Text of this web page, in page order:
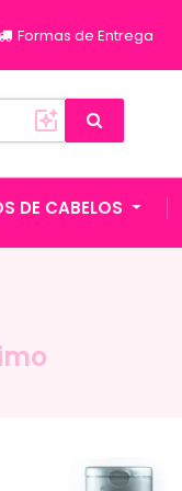
Formas de Entrega
DE CABELOS